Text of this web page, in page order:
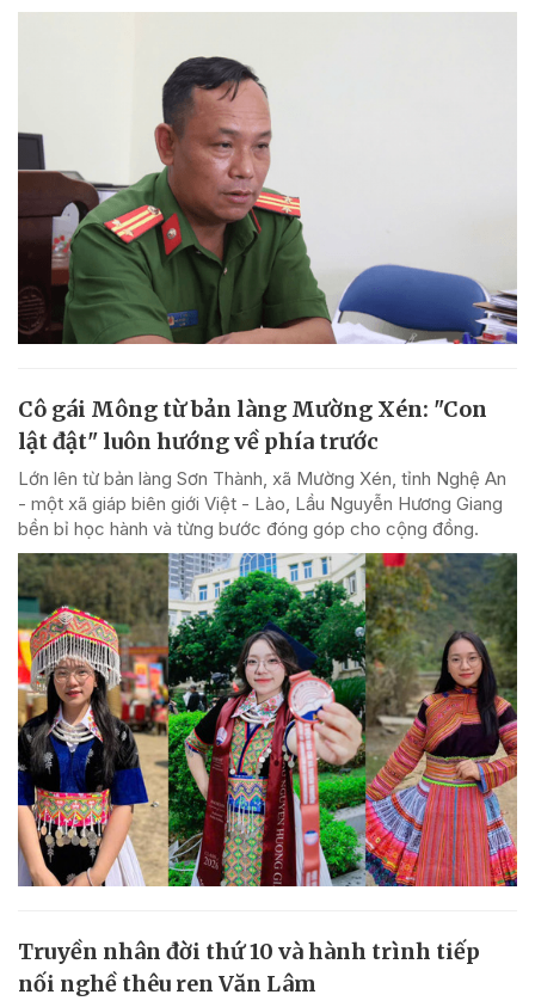
Cô gái Mông từ bản làng Mường Xén: "Con
lật đật" luôn hướng về phía trước
Lớn lên từ bản làng Sơn Thành, xã Mường Xén, tỉnh Nghệ An
- một xã giáp biên giới Việt - Lào, Lầu Nguyễn Hương Giang
bền bỉ học hành và từng bước đóng góp cho cộng đồng.
Truyền nhân đời thứ 10 và hành trình tiếp
nối nghề thêu ren Văn Lâm